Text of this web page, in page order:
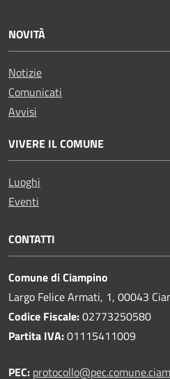
NOVITÀ
Notizie
Comunicati
Avvisi
VIVERE IL COMUNE
Luoghi
Eventi
CONTATTI
Comune di Ciampino
Largo Felice Armati, 1, 00043
Codice Fiscale:02773250580
Partita IVA:01115411009
PEC: